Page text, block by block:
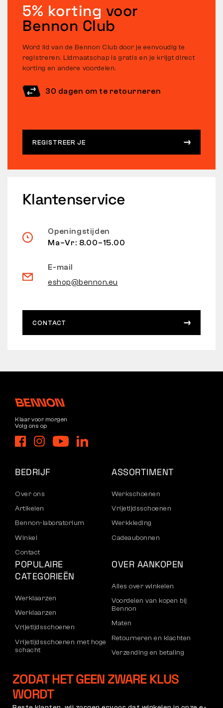
5% korting voor
Bennon Club
Word lid van de Bennon Club door je eenvoudig te
registreren. Lidmaatschap is gratis en je krijgt direct
korting en andere voordelen.
30 dagen om te retourneren
REGISTREER JE
Klantenservice
Openingstijden
Ma–Vr: 8.00–15.00
E-mail
eshop@bennon.eu
CONTACT
Klaar voor morgen
Volg ons op
BEDRIJF
Over ons
Artikelen
Bennon-laboratorium
Winkel
Contact
ASSORTIMENT
Werkschoenen
Vrijetijdsschoenen
Werkkleding
Cadeaubonnen
POPULAIRE
CATEGORIEËN
Werklaarzen
Werklaarzen
Vrijetijdsschoenen
Vrijetijdsschoenen met hoge
schacht
Sweatshirts
OVER AANKOPEN
Alles over winkelen
Voordelen van kopen bij
Bennon
Maten
Retourneren en klachten
Verzending en betaling
Registratie voor B2B
ZODAT HET GEEN ZWARE KLUS
WORDT